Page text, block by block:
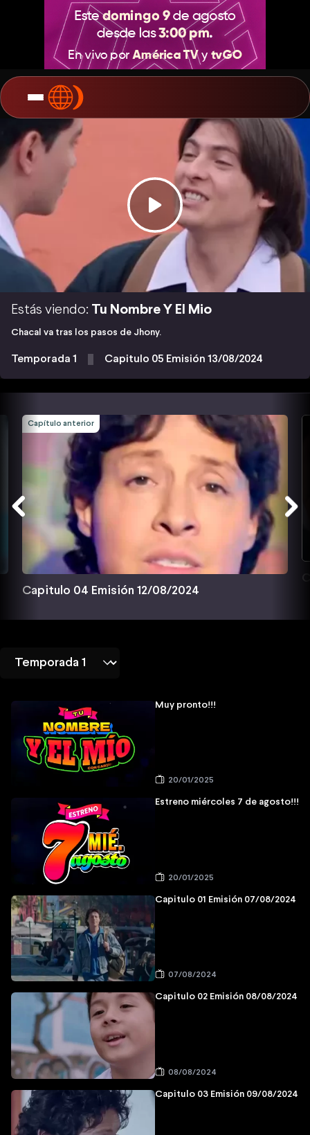
Estás viendo: Tu Nombre Y El Mio
Chacal va tras los pasos de Jhony.
Temporada 1 Capitulo 05 Emisión 13/08/2024
Capítulo anterior
Capitulo 04 Emisión 12/08/2024
Muy pronto!!!
20/01/2025
Estreno miércoles 7 de agosto!!!
20/01/2025
Capitulo 01 Emisión 07/08/2024
07/08/2024
Capitulo 02 Emisión 08/08/2024
08/08/2024
Capitulo 03 Emisión 09/08/2024